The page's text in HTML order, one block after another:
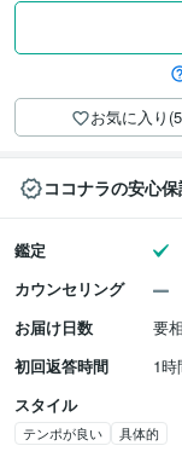
お気に入り
ココナラの安心
鑑定
カウンセリング
お届け日数
要
初回返答時間
1時
スタイル
テンポが良い 具体的